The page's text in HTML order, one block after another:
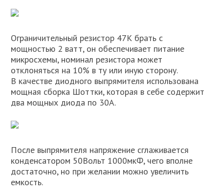
Ограничительный резистор 47К брать с
мощностью 2 ватт, он обеспечивает питание
микросхемы, номинал резистора может
отклоняться на 10% в ту или иную сторону.
В качестве диодного выпрямителя использована
мощная сборка Шоттки, которая в себе содержит
два мощных диода по 30А.
После выпрямителя напряжение сглаживается
конденсатором 50Вольт 1000мкФ, чего вполне
достаточно, но при желании можно увеличить
емкость.